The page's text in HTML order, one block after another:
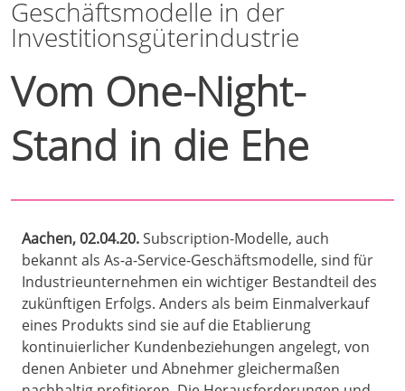
Geschäftsmodelle in der
Investitionsgüterindustrie
Vom One-Night-
Stand in die Ehe
Aachen, 02.04.20.Subscription-Modelle, auch
bekannt als As-a-Service-Geschäftsmodelle, sind für
Industrieunternehmen ein wichtiger Bestandteil des
zukünftigen Erfolgs. Anders als beim Einmalverkauf
eines Produkts sind sie auf die Etablierung
kontinuierlicher Kundenbeziehungen angelegt, von
denen Anbieter und Abnehmer gleichermaßen